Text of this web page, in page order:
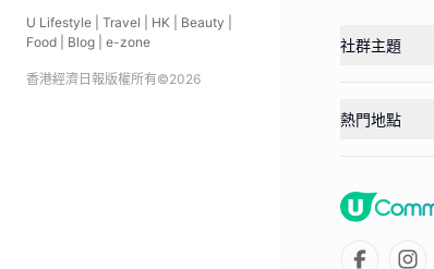
U Lifestyle Travel HK Beauty
Food
Blog e-zone
香港經濟日報版權所有©2026
社群主題
熱門地點